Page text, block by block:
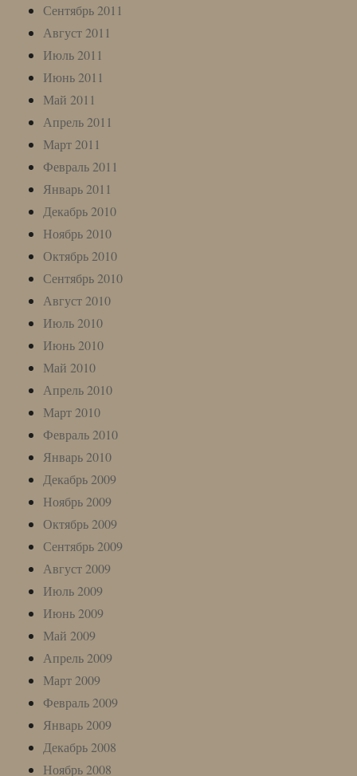
Сентябрь 2011
Август 2011
Июль 2011
Июнь 2011
Май 2011
Апрель 2011
Март 2011
Февраль 2011
Январь 2011
Декабрь 2010
Ноябрь 2010
Октябрь 2010
Сентябрь 2010
Август 2010
Июль 2010
Июнь 2010
Май 2010
Апрель 2010
Март 2010
Февраль 2010
Январь 2010
Декабрь 2009
Ноябрь 2009
Октябрь 2009
Сентябрь 2009
Август 2009
Июль 2009
Июнь 2009
Май 2009
Апрель 2009
Март 2009
Февраль 2009
Январь 2009
Декабрь 2008
Ноябрь 2008